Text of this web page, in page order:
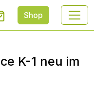
Shop
K-1 neu im